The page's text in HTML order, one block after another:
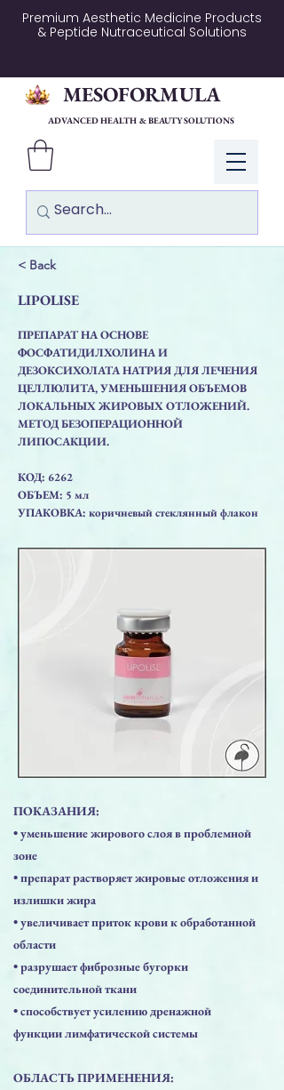
Premium Aesthetic Medicine Products
& Peptide Nutraceutical Solutions
Log In
MESOFORMULA
ADVANCED HEALTH & BEAUTY SOLUTIONS
< Back
LIPOLISE
ПРЕПАРАТ НА ОСНОВЕ
ФОСФАТИДИЛХОЛИНА И
ДЕЗОКСИХОЛАТА НАТРИЯ ДЛЯ ЛЕЧЕНИЯ
ЦЕЛЛЮЛИТА, УМЕНЬШЕНИЯ ОБЪЕМОВ
ЛОКАЛЬНЫХ ЖИРОВЫХ ОТЛОЖЕНИЙ.
МЕТОД БЕЗОПЕРАЦИОННОЙ
ЛИПОСАКЦИИ.
КОД: 6262
ОБЪЕМ: 5 мл
УПАКОВКА: коричневый стеклянный флакон
ПОКАЗАНИЯ:
• уменьшение жирового слоя в проблемной
зоне
• препарат растворяет жировые отложения и
излишки жира
• увеличивает приток крови к обработанной
области
• разрушает фиброзные бугорки
соединительной ткани
• способствует усилению дренажной
функции лимфатической системы
ОБЛАСТЬ ПРИМЕНЕНИЯ: